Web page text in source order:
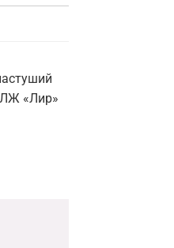
«Лир»